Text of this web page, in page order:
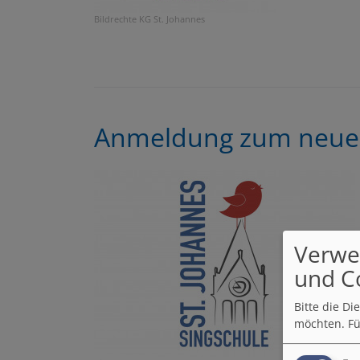
Bildrechte KG St. Johannes
Anmeldung zum
und
Bitte die
möchten.